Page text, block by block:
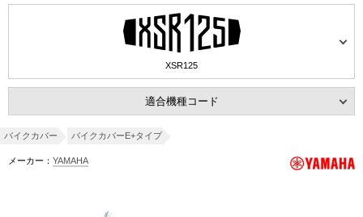
XSR125
適合機種コード
バイクカバー バイクカバーE+タイプ
メーカー： YAMAHA